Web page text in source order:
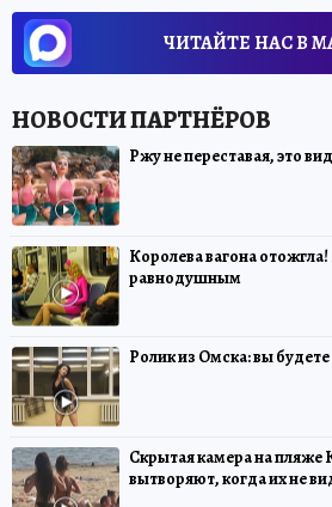
ЧИТАЙТЕ НАС В
Ржу не переставая, это
Королева вагона
равнодушным
Ролик из Омска: вы
Скрытая камера на
вытворяют, когда их не